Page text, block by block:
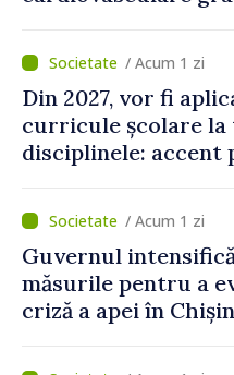
/ Acum 1 zi
Din 2027, vor fi
curricule școlare la
disciplinele: accent
și folosirea
situații reale/ Acum 1 zi
Guvernul
măsurile pentru a
criză a apei în